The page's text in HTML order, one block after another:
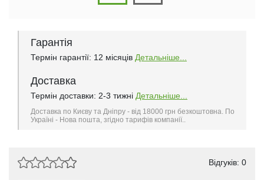
Гарантія
Термін гарантії: 12 місяців Детальніше...
Доставка
Термін доставки: 2-3 тижні Детальніше...
Доставка по Києву та Дніпру - від 18000 грн безкоштовна. По
Україні - Нова пошта, згідно тарифів компанії..
Відгуків: 0